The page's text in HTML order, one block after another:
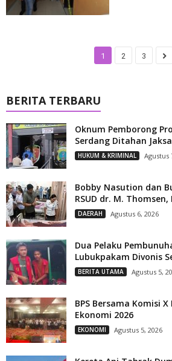
1 2 3
BERITA TERBARU
Oknum Pemborong
Serdang Ditahan Jaksa
HUKUM & KRIMINAL Agustus
Bobby Nasution dan
RSUD dr. M.
DAERAH Agustus 6, 2026
Dua Pelaku
Lubukpakam Divonis
BERITA UTAMA Agustus 5,
BPS Bersama Komisi X
Ekonomi 2026
EKONOMI Agustus 5, 2026